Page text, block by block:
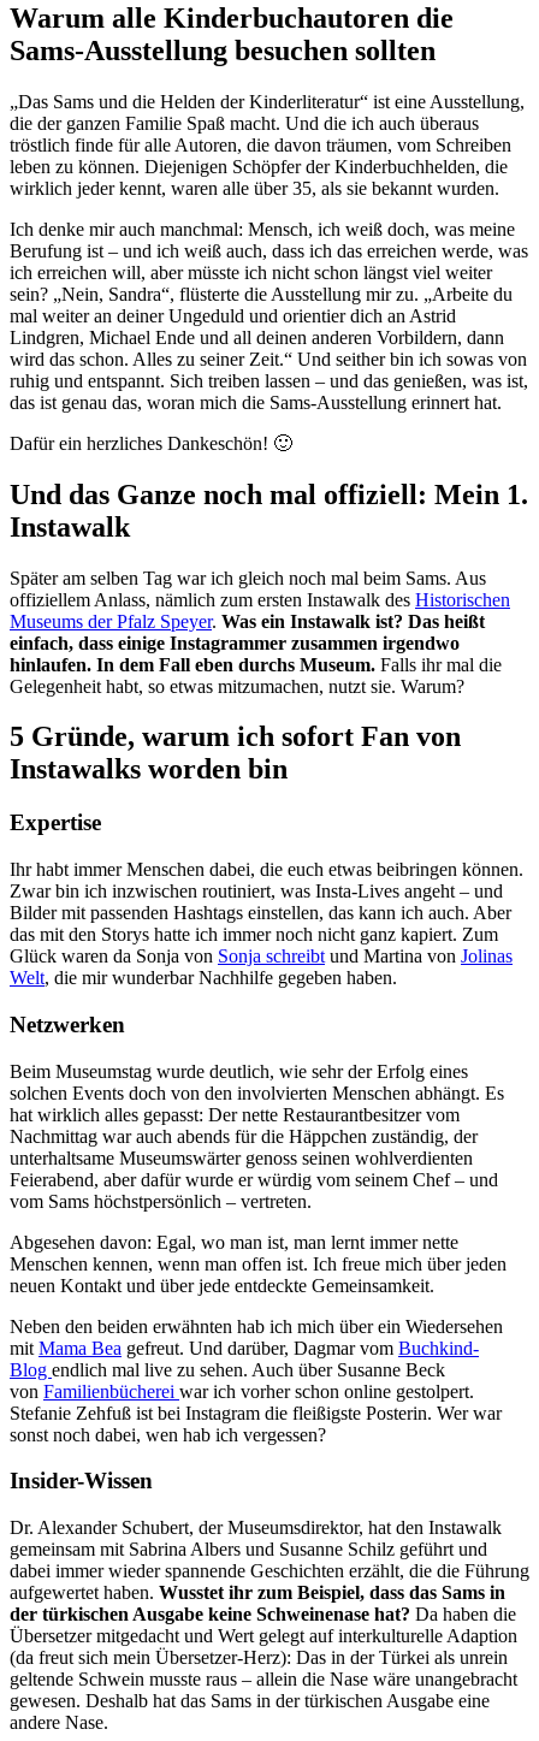
Warum alle Kinderbuchautoren die
Sams-Ausstellung besuchen sollten
„Das Sams und die Helden der Kinderliteratur“ ist eine Ausstellung,
die der ganzen Familie Spaß macht. Und die ich auch überaus
tröstlich finde für alle Autoren, die davon träumen, vom Schreiben
leben zu können. Diejenigen Schöpfer der Kinderbuchhelden, die
wirklich jeder kennt, waren alle über 35, als sie bekannt wurden.
Ich denke mir auch manchmal: Mensch, ich weiß doch, was meine
Berufung ist – und ich weiß auch, dass ich das erreichen werde, was
ich erreichen will, aber müsste ich nicht schon längst viel weiter
sein? „Nein, Sandra“, flüsterte die Ausstellung mir zu. „Arbeite du
mal weiter an deiner Ungeduld und orientier dich an Astrid
Lindgren, Michael Ende und all deinen anderen Vorbildern, dann
wird das schon. Alles zu seiner Zeit.“ Und seither bin ich sowas von
ruhig und entspannt. Sich treiben lassen – und das genießen, was ist,
das ist genau das, woran mich die Sams-Ausstellung erinnert hat.
Dafür ein herzliches Dankeschön! 🙂
Und das Ganze noch mal offiziell: Mein 1.
Instawalk
Später am selben Tag war ich gleich noch mal beim Sams. Aus
offiziellem Anlass, nämlich zum ersten Instawalk des Historischen
Museums der Pfalz Speyer. Was ein Instawalk ist? Das heißt
einfach, dass einige Instagrammer zusammen irgendwo
hinlaufen. In dem Fall eben durchs Museum. Falls ihr mal die
Gelegenheit habt, so etwas mitzumachen, nutzt sie. Warum?
5 Gründe, warum ich sofort Fan von
Instawalks worden bin
Expertise
Ihr habt immer Menschen dabei, die euch etwas beibringen können.
Zwar bin ich inzwischen routiniert, was Insta-Lives angeht – und
Bilder mit passenden Hashtags einstellen, das kann ich auch. Aber
das mit den Storys hatte ich immer noch nicht ganz kapiert. Zum
Glück waren da Sonja von Sonja schreibt und Martina von Jolinas
Welt, die mir wunderbar Nachhilfe gegeben haben.
Netzwerken
Beim Museumstag wurde deutlich, wie sehr der Erfolg eines
solchen Events doch von den involvierten Menschen abhängt. Es
hat wirklich alles gepasst: Der nette Restaurantbesitzer vom
Nachmittag war auch abends für die Häppchen zuständig, der
unterhaltsame Museumswärter genoss seinen wohlverdienten
Feierabend, aber dafür wurde er würdig vom seinem Chef – und
vom Sams höchstpersönlich – vertreten.
Abgesehen davon: Egal, wo man ist, man lernt immer nette
Menschen kennen, wenn man offen ist. Ich freue mich über jeden
neuen Kontakt und über jede entdeckte Gemeinsamkeit.
Neben den beiden erwähnten hab ich mich über ein Wiedersehen
mit Mama Bea gefreut. Und darüber, Dagmar vom Buchkind-
Blog endlich mal live zu sehen. Auch über Susanne Beck
von Familienbücherei war ich vorher schon online gestolpert.
Stefanie Zehfuß ist bei Instagram die fleißigste Posterin. Wer war
sonst noch dabei, wen hab ich vergessen?
Insider-Wissen
Dr. Alexander Schubert, der Museumsdirektor, hat den Instawalk
gemeinsam mit Sabrina Albers und Susanne Schilz geführt und
dabei immer wieder spannende Geschichten erzählt, die die Führung
aufgewertet haben. Wusstet ihr zum Beispiel, dass das Sams in
der türkischen Ausgabe keine Schweinenase hat? Da haben die
Übersetzer mitgedacht und Wert gelegt auf interkulturelle Adaption
(da freut sich mein Übersetzer-Herz): Das in der Türkei als unrein
geltende Schwein musste raus – allein die Nase wäre unangebracht
gewesen. Deshalb hat das Sams in der türkischen Ausgabe eine
andere Nase.